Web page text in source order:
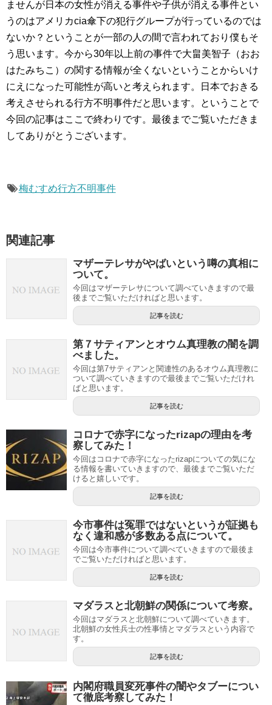
ませんが日本の女性が消える事件や子供が消える事件とい
うのはアメリカcia傘下の犯行グループが行っているのでは
ないか？ということが一部の人の間で言われており僕もそ
う思います。今から30年以上前の事件で大畠美智子（おお
はたみちこ）の関する情報が全くないということからいけ
にえになった可能性が高いと考えられます。日本でおきる
考えさせられる行方不明事件だと思います。ということで
今回の記事はここで終わりです。最後までご覧いただきま
してありがとうございます。
梅むすめ行方不明事件
関連記事
マザーテレサがやばいという噂の真相に
ついて。
今回はマザーテレサについて調べていきますので最
後までご覧いただければと思います。
記事を読む
第７サティアンとオウム真理教の闇を調
べました。
今回は第7サティアンと関連性のあるオウム真理教に
ついて調べていきますので最後までご覧いただけれ
ばと思います。
記事を読む
コロナで赤字になったrizapの理由を考
察してみた！
今回はコロナで赤字になったrizapについての気にな
る情報を書いていきますので、最後までご覧いただ
けると嬉しいです。
記事を読む
今市事件は冤罪ではないというが証拠も
なく違和感が多数ある点について。
今回は今市事件について調べていきますので最後ま
でご覧いただければと思います。
記事を読む
マダラスと北朝鮮の関係について考察。
今回はマダラスと北朝鮮について調べていきます。
北朝鮮の女性兵士の性事情とマダラスという内容で
す。
記事を読む
内閣府職員変死事件の闇やタブーについ
て徹底考察してみた！